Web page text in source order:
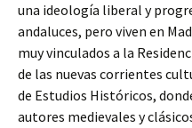
una ideología liberal y
andaluces, pero viven en
muy vinculados a la
de las nuevas corrientes
de Estudios Históricos,
autores medievales y